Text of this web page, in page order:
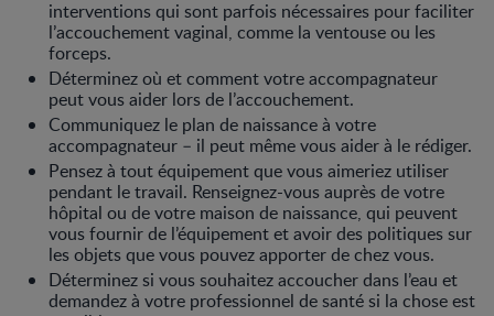
interventions qui sont parfois nécessaires pour faciliter
l’accouchement vaginal, comme la ventouse ou les
forceps.
Déterminez où et comment votre accompagnateur
peut vous aider lors de l’accouchement.
Communiquez le plan de naissance à votre
accompagnateur – il peut même vous aider à le rédiger.
Pensez à tout équipement que vous aimeriez utiliser
pendant le travail. Renseignez-vous auprès de votre
hôpital ou de votre maison de naissance, qui peuvent
vous fournir de l’équipement et avoir des politiques sur
les objets que vous pouvez apporter de chez vous.
Déterminez si vous souhaitez accoucher dans l’eau et
demandez à votre professionnel de santé si la chose est